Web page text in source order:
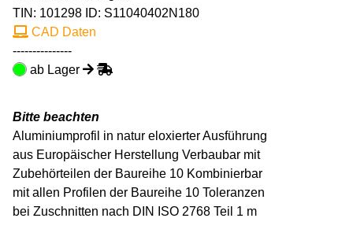
TIN: 101298 ID: S11040402N180
CAD Daten
---------------
ab Lager
Bitte beachten
Aluminiumprofil in natur eloxierter Ausführung
aus Europäischer Herstellung Verbaubar mit
Zubehörteilen der Baureihe 10 Kombinierbar
mit allen Profilen der Baureihe 10 Toleranzen
bei Zuschnitten nach DIN ISO 2768 Teil 1 m